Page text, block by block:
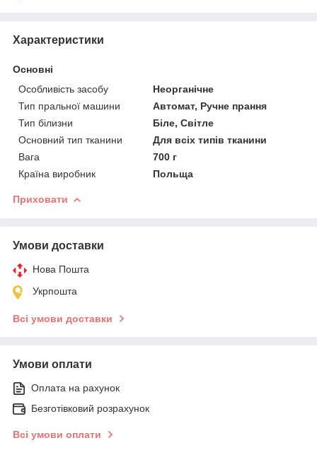
Характеристики
Основні
Особливість засобу
Неорганічне
Тип пральної машини
Автомат, Ручне прання
Тип білизни
Біле, Світле
Основний тип тканини
Для всіх типів тканини
Вага
700 г
Країна виробник
Польща
Приховати
Умови доставки
Нова Пошта
Укрпошта
Всі умови доставки
Умови оплати
Оплата на рахунок
Безготівковий розрахунок
Всі умови оплати